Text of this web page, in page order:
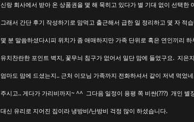
신랑 회사에서 받아 온 상품권을 몇 해 묵히고 있다가 별 기대 없이 선택한
그래서 간단 후기 작성하기로 맘먹고 출근해서 급한 일 정리하고 몇 자 적
몇 분 말씀하셨다시피 위치가 좀 애매하지만 가족 단위로 혹은 연인끼리
유치찬란한 포인트 벽지, 꽃무늬 침구가 없어서 일단 맘에 들었구요. 지은
엄마도 맘에 드셨는지.. 근처 이모님 가족까지 전화하셔서 같이 저녁 먹었
주시고.. 게다가 가리비까지~ ^^ 그다음 일정이 용평 쪽 비싼(???) 개인 별
대신 유리로 지어진 집이라 냉방비/난방비 걱정 많이 하셨습니다.